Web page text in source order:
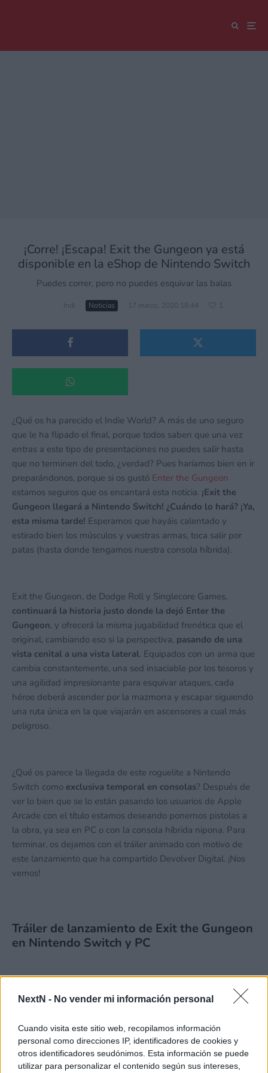
NextN - No vender mi información personal
Cuando visita este sitio web, recopilamos información
personal como direcciones IP, identificadores de cookies y
otros identificadores seudónimos. Esta información se puede
utilizar para personalizar el contenido según sus intereses,
¡Corre! ¡Escapa! Exit the Gungeon ya está
disponible en la eShop de Nintendo Switch
Puedes correr, pero no puedes esquivar las balas
Indi Noticias 17 marzo, 2020 18:44 1
¿Qué os ha parecido el Indie World? A más de uno seguro
que le ha flipado el final, porque todos saben que una vez
entras a este tipo de presentaciones no puedes salir hasta
que no terminen del todo, ¿verdad? Pues haríamos bien en ir
preparándonos, porque si os gustó Enter the Gungeon
estamos seguros que os encantará esta noticia. ¡Exit the
Gungeon llegará a Nintendo Switch! ¿Cuándo lo hará? ¡Ya,
esta misma tarde! Esperamos que hayáis calentado y
estirado bien los músculos y vuestras armas, toca salir por
patas (hasta donde tengamos nuestra consola híbrida).
Exit the Gungeon, de Dodge Roll y Singlecore Games,
continuará la historia justo donde la dejó Enter the
Gungeon, y ofrecerá la misma jugabilidad frenética que el
original, cambiando eso si la perspectiva, pasando de una
vista cenital a una vista lateral. Equipados con un arma que
cambia constantemente, una sed insaciable por los tesoros y
una agilidad impresionante para esquivar ataques, cada
héroe deberá ascender por la mazmorra y escapar siguiendo
una ruta única en la que viajarán en ascensores a cual más
peligroso.
¿Qué os parece la llegada de este roguelite a Nintendo
Switch como exclusiva temporal en consolas? Después de
ver lo bien que se lo están pasando los usuarios de Apple
Arcade con el título estamos deseando ponernos pistolas a
la obra, ya sea en PC o con la consola híbrida nipona. Para
terminar, os dejamos con el tráiler animado con motivo de
este lanzamiento que ha compartido Devolver Digital. ¡Nos
vemos!
Tráiler de lanzamiento de Exit the Gungeon
en Nintendo Switch y PC